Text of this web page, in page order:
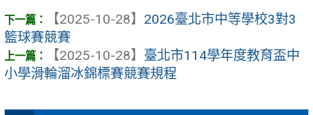
【2025-10-28】 2026臺北市中等學校3對3
籃球賽競賽
【2025-10-28】 臺北市114學年度教育盃中
小學滑輪溜冰錦標賽競賽規程